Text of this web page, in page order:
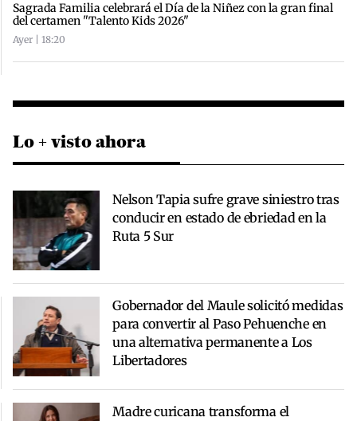
Sagrada Familia celebrará el Día de la Niñez con la gran final
del certamen "Talento Kids 2026"
Ayer | 18:20
Lo + visto ahora
Nelson Tapia sufre grave siniestro tras
conducir en estado de ebriedad en la
Ruta 5 Sur
Gobernador del Maule solicitó medidas
para convertir al Paso Pehuenche en
una alternativa permanente a Los
Libertadores
Madre curicana transforma el